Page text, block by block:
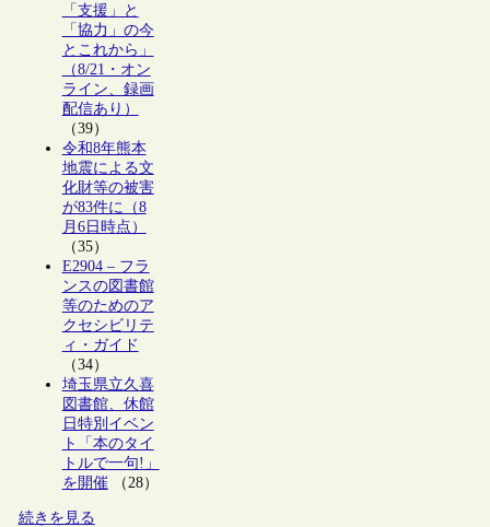
「支援」と
「協力」の今
とこれから」
（8/21・オン
ライン、録画
配信あり）
（39）
令和8年熊本
地震による文
化財等の被害
が83件に（8
月6日時点）
（35）
E2904 – フラ
ンスの図書館
等のためのア
クセシビリテ
ィ・ガイド
（34）
埼玉県立久喜
図書館、休館
日特別イベン
ト「本のタイ
トルで一句!」
を開催（28）
続きを見る